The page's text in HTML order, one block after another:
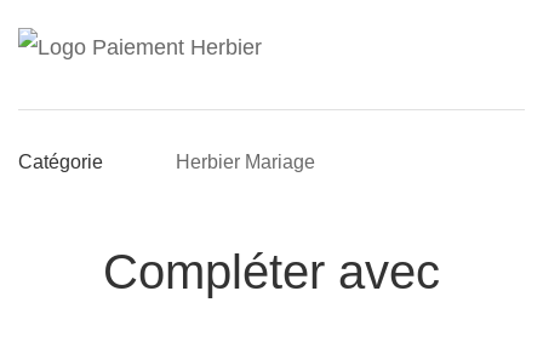
Catégorie Herbier Mariage
Compléter avec